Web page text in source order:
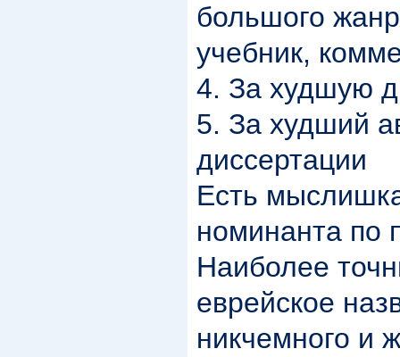
большого
учебник,
4. За худшую
5. За худший
диссертации
Есть
номинанта по
Наиболее
еврейское
никчемного и